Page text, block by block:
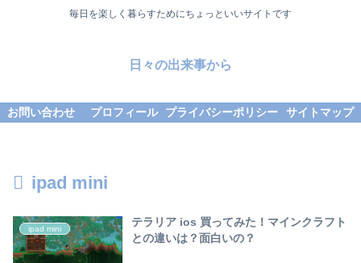
毎日を楽しく暮らすためにちょっといいサイトです
日々の出来事から
お問い合わせ プロフィール プライバシーポリシー サイトマップ
ipad mini
ipad mini
テラリア ios 買ってみた！マインクラフト
との違いは？面白いの？